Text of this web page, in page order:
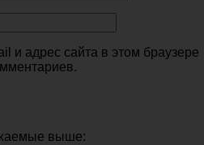
и адрес сайта в этом браузере
выше: